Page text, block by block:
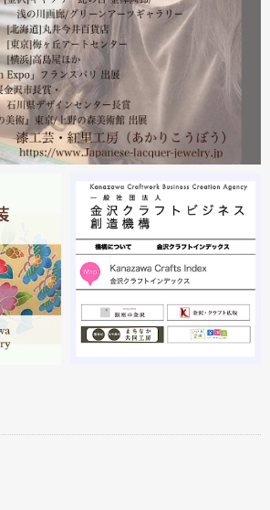
仙台三越で開催中の『第22回 金
展』に出展しています。会場には作
でお近くの方はぜひ遊びにいらしてく
おります。
東京・上野の森美術館で開催中の
展』に出展しています。
銀座ギャラリーさんのご依頼で螺鈿
ア装飾のお仕事させていただいてま
工や蒔絵となりますのでかなりの高
評のようで嬉しい限りです(^^)写真
いたキャラクターです。